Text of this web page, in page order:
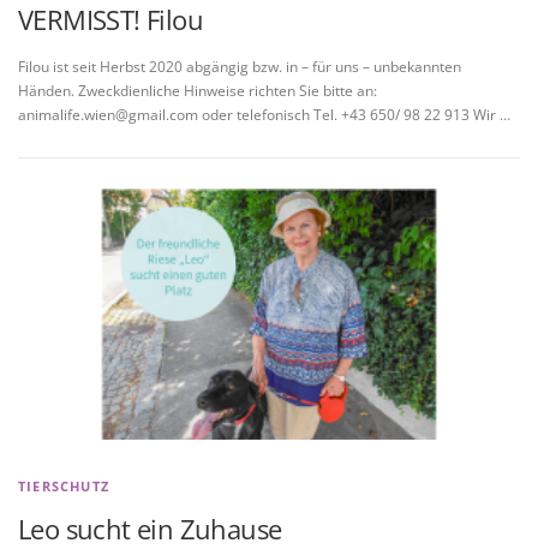
VERMISST! Filou
Filou ist seit Herbst 2020 abgängig bzw. in – für uns – unbekannten
Händen. Zweckdienliche Hinweise richten Sie bitte an:
animalife.wien@gmail.com oder telefonisch Tel. +43 650/ 98 22 913 Wir …
TIERSCHUTZ
Leo sucht ein Zuhause